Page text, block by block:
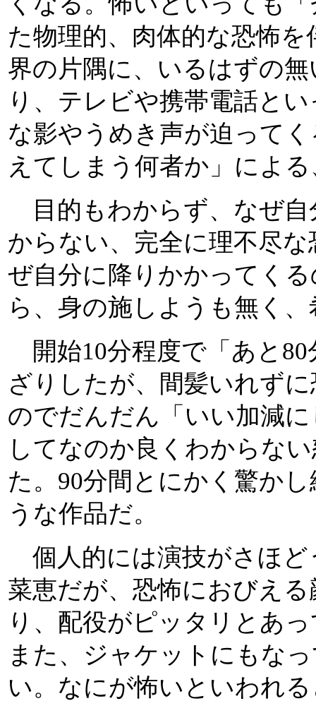
た物理的、肉体的な恐怖
界の片隅に、いるはずの
り、テレビや携帯電話と
な影やうめき声が迫って
えてしまう何者か」によ
目的もわからず、なぜ自
からない、完全に理不尽
ぜ自分に降りかかってく
ら、身の施しようも無く
開始10分程度で「あと
ざりしたが、間髪いれず
のでだんだん「いい加減
してなのか良くわからな
た。90分間とにかく驚か
うな作品だ。
個人的には演技がさほど
菜恵だが、恐怖におびえ
り、配役がピッタリとあ
また、ジャケットにもな
い。なにが怖いといわれ